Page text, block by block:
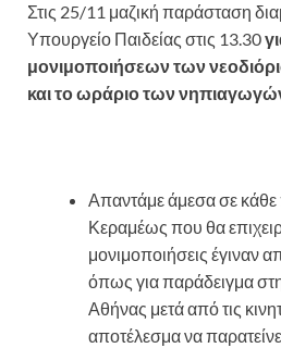
Στις 25/11 μαζική παράσταση
Υπουργείο Παιδείας στις 13.30
μονιμοποιήσεων των
και το ωράριο των
Απαντάμε άμεσα σε
Κεραμέως που θα
μονιμοποιήσεις έγιναν
όπως για παράδειγμα
Αθήνας μετά από τις
αποτέλεσμα να